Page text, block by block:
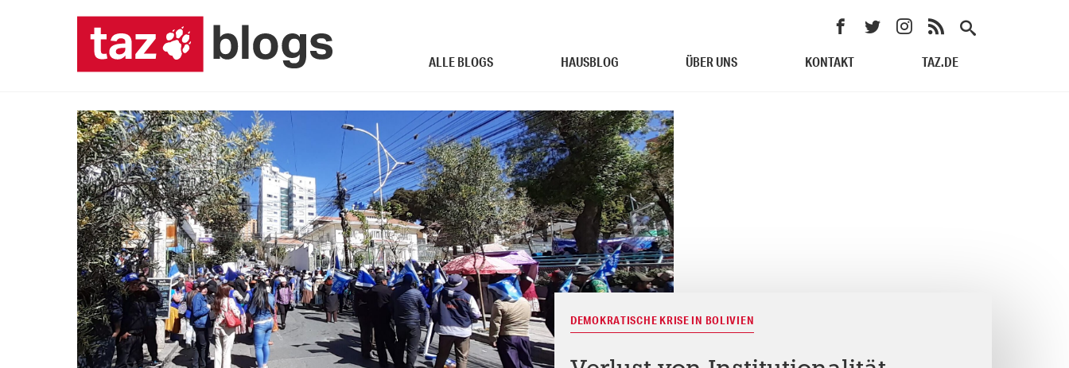
ALLE BLOGS HAUSBLOG ÜBER UNS KONTAKT TAZ.DE
DEMOKRATISCHE KRISE IN BOLIVIEN